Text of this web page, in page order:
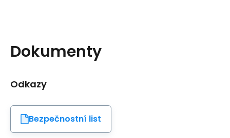
Dokumenty
Odkazy
Bezpečnostní list